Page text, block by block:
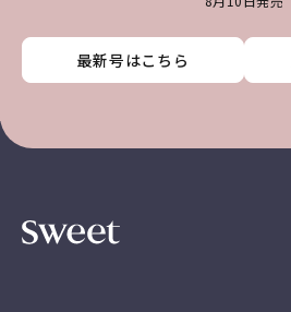
最新号はこちら
最新号はこちら
最新号はこちら
最新号はこちら